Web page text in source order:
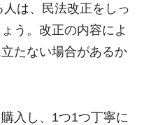
は、民法改正をしっ
う。改正の内容によ
たない場合があるか
入し、1つ1つ丁寧に